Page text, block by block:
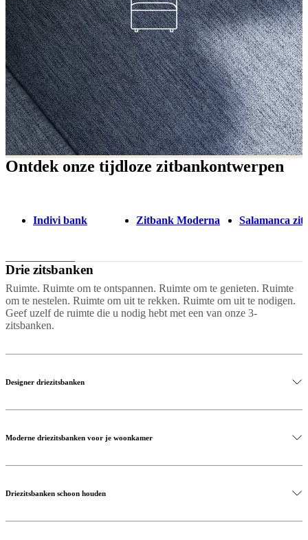
Ontdek onze tijdloze zitbankontwerpen
Indivi bank Zitbank Moderna Salamanca
Drie zitsbanken
Ruimte. Ruimte om te ontspannen. Ruimte om te genieten. Ruimte
om te nestelen. Ruimte om uit te rekken. Ruimte om uit te nodigen.
Geef uzelf de ruimte die u nodig hebt met een van onze 3-
zitsbanken.
Designer driezitsbanken
Moderne driezitsbanken voor je woonkamer
Driezitsbanken schoon houden